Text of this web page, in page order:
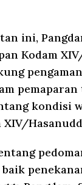
ini,
Kodam
kondisi
XIV/
baik